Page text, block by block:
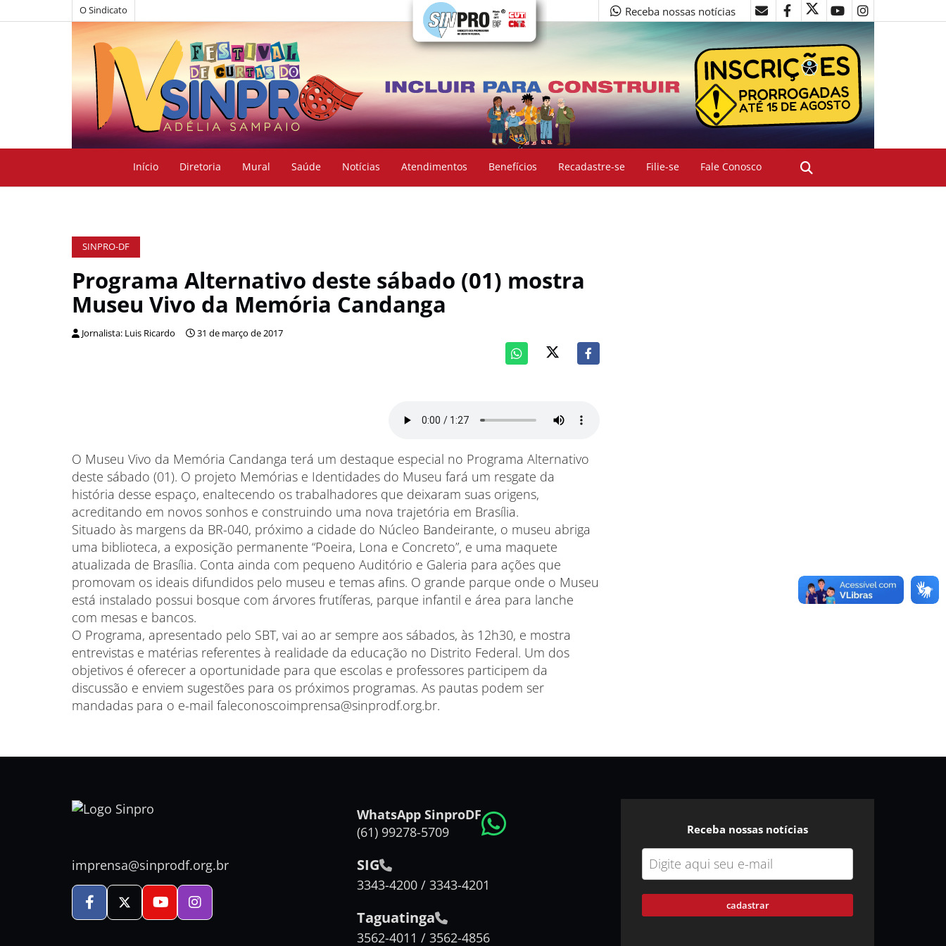
O Sindicato Receba nossas notícias
Início Diretoria Mural Saúde Notícias Atendimentos Benefícios Recadastre-se Filie-se Fale Conosco
SINPRO-DF
Programa Alternativo deste sábado (01) mostra
Museu Vivo da Memória Candanga
Jornalista: Luis Ricardo 31 de março de 2017
O Museu Vivo da Memória Candanga terá um destaque especial no Programa Alternativo
deste sábado (01). O projeto Memórias e Identidades do Museu fará um resgate da
história desse espaço, enaltecendo os trabalhadores que deixaram suas origens,
acreditando em novos sonhos e construindo uma nova trajetória em Brasília.
Situado às margens da BR-040, próximo a cidade do Núcleo Bandeirante, o museu abriga
uma biblioteca, a exposição permanente “Poeira, Lona e Concreto”, e uma maquete
atualizada de Brasília. Conta ainda com pequeno Auditório e Galeria para ações que
promovam os ideais difundidos pelo museu e temas afins. O grande parque onde o Museu
está instalado possui bosque com árvores frutíferas, parque infantil e área para lanche
com mesas e bancos.
O Programa, apresentado pelo SBT, vai ao ar sempre aos sábados, às 12h30, e mostra
entrevistas e matérias referentes à realidade da educação no Distrito Federal. Um dos
objetivos é oferecer a oportunidade para que escolas e professores participem da
discussão e enviem sugestões para os próximos programas. As pautas podem ser
mandadas para o e-mail faleconoscoimprensa@sinprodf.org.br.
imprensa@sinprodf.org.br
WhatsApp SinproDF
(61) 99278-5709
SIG
3343-4200 / 3343-4201
Taguatinga
3562-4011 / 3562-4856
Receba nossas notícias
cadastrar